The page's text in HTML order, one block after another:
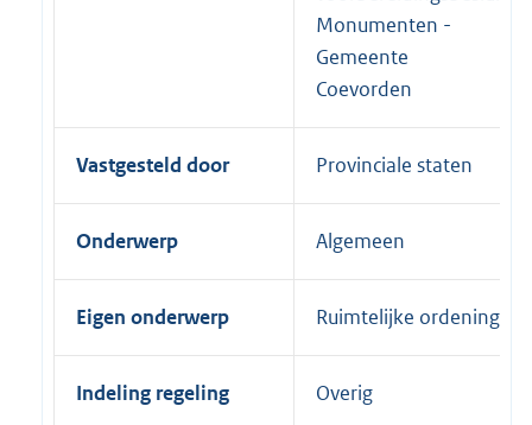
Monumenten -
Gemeente
Coevorden
Vastgesteld door Provinciale staten
Onderwerp Algemeen
Eigen onderwerp Ruimtelijke ordening
Indeling regeling Overig